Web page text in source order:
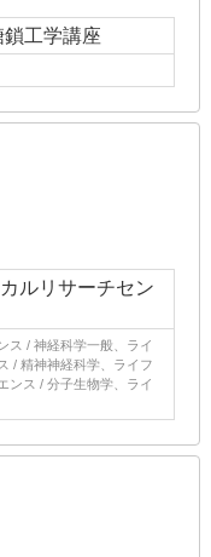
工学講座
ルリサーチセン
ス / 神経科学一般、ライ
/ 精神神経科学、ライフ
ンス / 分子生物学、ライ